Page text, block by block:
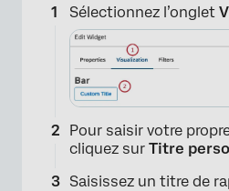
Sélectionnez l’onglet
Pour saisir votre
cliquez sur Titre
Saisissez un titre de